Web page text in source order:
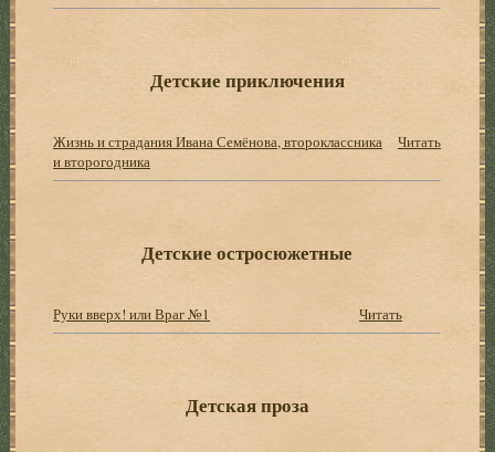
Детские приключения
Жизнь и страдания Ивана Семёнова, второклассника
и второгодника
Читать
Детские остросюжетные
Руки вверх! или Враг №1 Читать
Детская проза